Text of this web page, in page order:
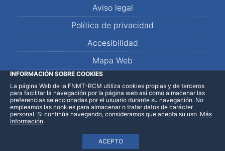
Aviso legal
Política de privacidad
Accesibilidad
Mapa Web
LinkedInFacebookWhatsApp
INFORMACIÓN SOBRE COOKIES
La página Web de la FNMT-RCM utiliza cookies propias y de terceros
para facilitar la navegación por la página web así como almacenar las
preferencias seleccionadas por el usuario durante su navegación. No
empleamos las cookies para almacenar o tratar datos de carácter
personal. Si continúa navegando, consideramos que acepta su uso
ACEPTO
.Más
Información.